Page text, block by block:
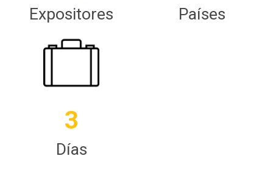
Expositores Países
3
Días